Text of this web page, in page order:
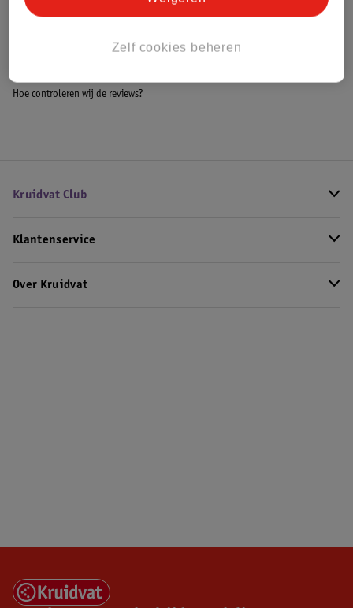
Bekijk ook
Alle Damesparfum
Hoe controleren wij de reviews?
Kruidvat Club
Klantenservice
Over Kruidvat
Zelf cookies beheren